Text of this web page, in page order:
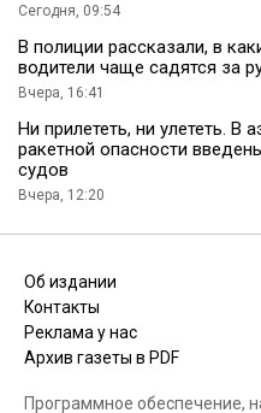
Сегодня, 09:54
В полиции рассказали, в
водители чаще садятся за
Вчера, 16:41
Ни прилететь, ни улететь. В
ракетной опасности
судов
Вчера, 12:20
Об издании
Контакты
Реклама у нас
Архив газеты в PDF
Программное обеспечение,